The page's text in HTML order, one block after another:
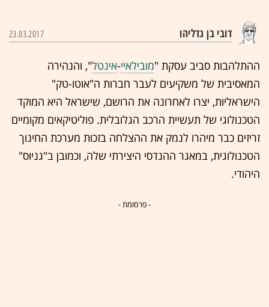
דובי בן גדליהו 23.03.2017
ההתלהבות סביב עסקת "מובילאיי-אינטל", והנהירה
המאסיבית של משקיעים לעבר חברות ה"אוטו-טק"
הישראליות, יצרו לאחרונה את הרושם, שישראל היא המוקד
הטכנולוגי של תעשיית הרכב הגלובלית. פוליטיקאים מקומיים
זריזים כבר מיהרו לנמק את ההצלחה בזכות מערכת החינוך
הטכנולוגית, במאגר ההנדסי היצירתי שלה, וכמובן ב"גניוס"
היהודי.
- פרסומת -